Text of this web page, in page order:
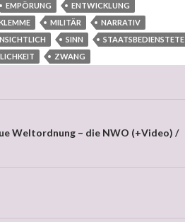
EMPÖRUNG
ENTWICKLUNG
MILITÄR
NARRATIV
SINN
STAATSBEDIENSTETE
ZWANG
Weltordnung – die NWO (+Video) /